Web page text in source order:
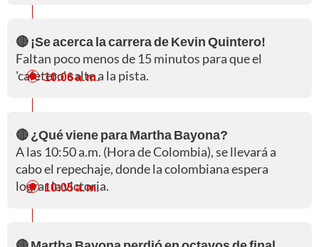
🔴 ¡Se acerca la carrera de Kevin Quintero!
Faltan poco menos de 15 minutos para que el
'cafetero' salte a la pista.
10:06 a. m.
🔴 ¿Qué viene para Martha Bayona?
A las 10:50 a.m. (Hora de Colombia), se llevará a
cabo el repechaje, donde la colombiana espera
lograr la victoria.
10:05 a. m.